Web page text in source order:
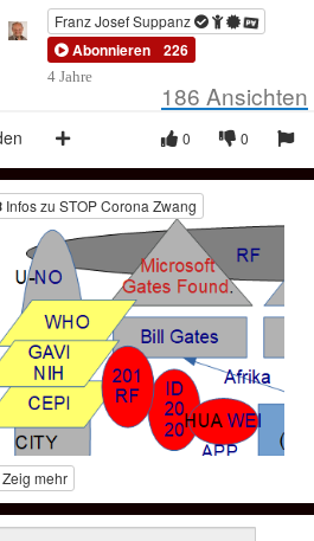
Franz Josef Suppanz
Abonnieren 226
4 Jahre
186 Ansichten
0
0
Infos zu STOP Corona Zwang
mehr